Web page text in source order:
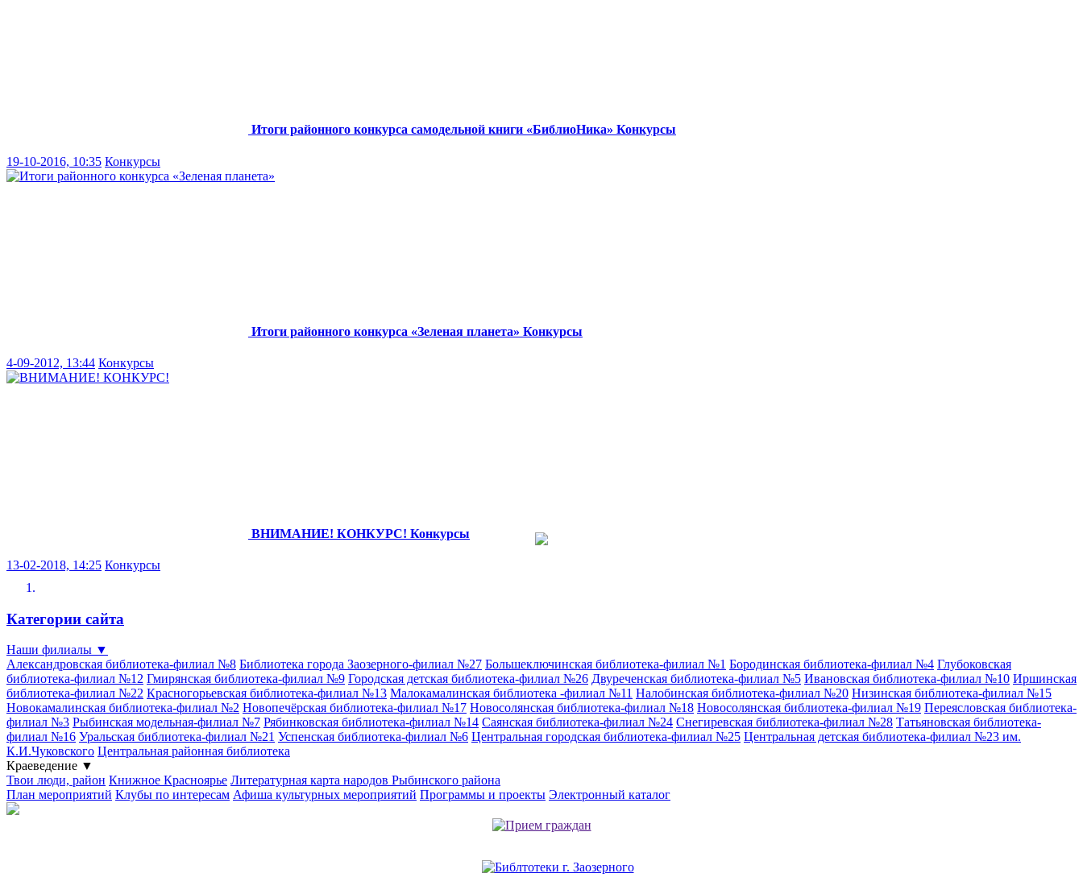
Итоги районного конкурса самодельной книги «БиблиоНика» Конкурсы
19-10-2016, 10:35 Конкурсы
Итоги районного конкурса «Зеленая планета» Конкурсы
4-09-2012, 13:44 Конкурсы
ВНИМАНИЕ! КОНКУРС! Конкурсы
13-02-2018, 14:25 Конкурсы
Категории сайта
Наши филиалы ▼
Александровская библиотека-филиал №8 Библиотека города Заозерного-филиал №27 Большеключинская библиотека-филиал №1 Бородинская библиотека-филиал №4 Глубоковская
библиотека-филиал №12 Гмирянская библиотека-филиал №9 Городская детская библиотека-филиал №26 Двуреченская библиотека-филиал №5 Ивановская библиотека-филиал №10 Иршинская
библиотека-филиал №22 Красногорьевская библиотека-филиал №13 Малокамалинская библиотека -филиал №11 Налобинская библиотека-филиал №20 Низинская библиотека-филиал №15
Новокамалинская библиотека-филиал №2 Новопечёрская библиотека-филиал №17 Новосолянская библиотека-филиал №18 Новосолянская библиотека-филиал №19 Переясловская библиотека-
филиал №3 Рыбинская модельная-филиал №7 Рябинковская библиотека-филиал №14 Саянская библиотека-филиал №24 Снегиревская библиотека-филиал №28 Татьяновская библиотека-
филиал №16 Уральская библиотека-филиал №21 Успенская библиотека-филиал №6 Центральная городская библиотека-филиал №25 Центральная детская библиотека-филиал №23 им.
К.И.Чуковского Центральная районная библиотека
Краеведение ▼
Твои люди, район Книжное Красноярье Литературная карта народов Рыбинского района
План мероприятий Клубы по интересам Афиша культурных мероприятий Программы и проекты Электронный каталог